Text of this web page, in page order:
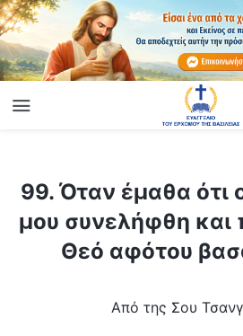
99. Όταν έμαθα ότι
μου συνελήφθη και
Θεό αφότου
Από της Σου